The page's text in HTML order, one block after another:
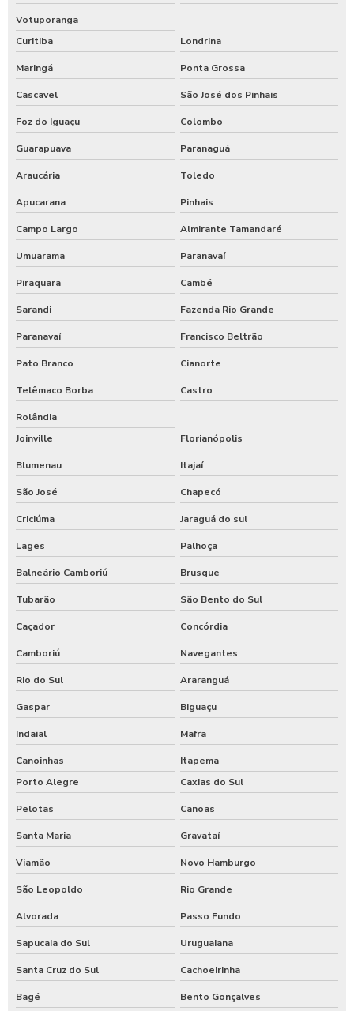
Votuporanga
Curitiba
Londrina
Maringá Ponta Grossa
Cascavel São José dos Pinhais
Foz do Iguaçu Colombo
Guarapuava Paranaguá
Araucária Toledo
Apucarana Pinhais
Campo Largo Almirante Tamandaré
Umuarama Paranavaí
Piraquara Cambé
Sarandi Fazenda Rio Grande
Paranavaí Francisco Beltrão
Pato Branco Cianorte
Telêmaco Borba Castro
Rolândia
Joinville
Florianópolis
Blumenau Itajaí
São José Chapecó
Criciúma Jaraguá do sul
Lages Palhoça
Balneário Camboriú Brusque
Tubarão São Bento do Sul
Caçador Concórdia
Camboriú Navegantes
Rio do Sul Araranguá
Gaspar Biguaçu
Indaial Mafra
Canoinhas
Itapema
Porto Alegre
Caxias do Sul
Pelotas Canoas
Santa Maria Gravataí
Viamão Novo Hamburgo
São Leopoldo Rio Grande
Alvorada Passo Fundo
Sapucaia do Sul Uruguaiana
Santa Cruz do Sul Cachoeirinha
Bagé Bento Gonçalves